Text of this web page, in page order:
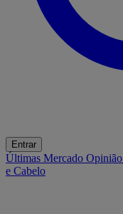
Entrar
Últimas Mercado Opinião
e Cabelo